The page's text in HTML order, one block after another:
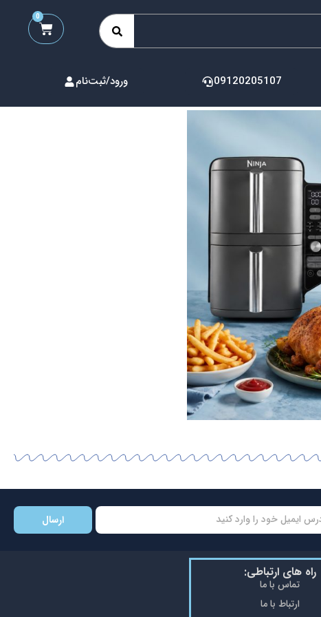
0
09120205107 ورود/ثبت‌نام
ارسال
راه های ارتباطی:
تماس با ما
ارتباط با ما